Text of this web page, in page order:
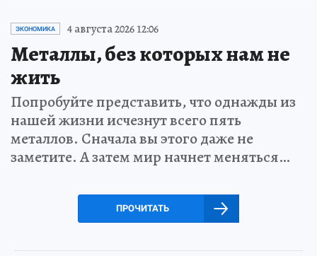
ЭКОНОМИКА 4 августа 2026 12:06
Металлы, без которых нам не
жить
Попробуйте представить, что однажды из
нашей жизни исчезнут всего пять
металлов. Сначала вы этого даже не
заметите. А затем мир начнет меняться…
ПРОЧИТАТЬ